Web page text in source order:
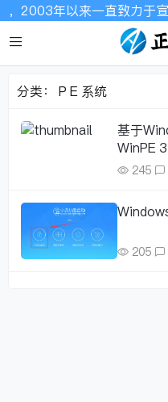
2003年以来一直致力于
分类： P E 系统
基于
WinPE
245
205